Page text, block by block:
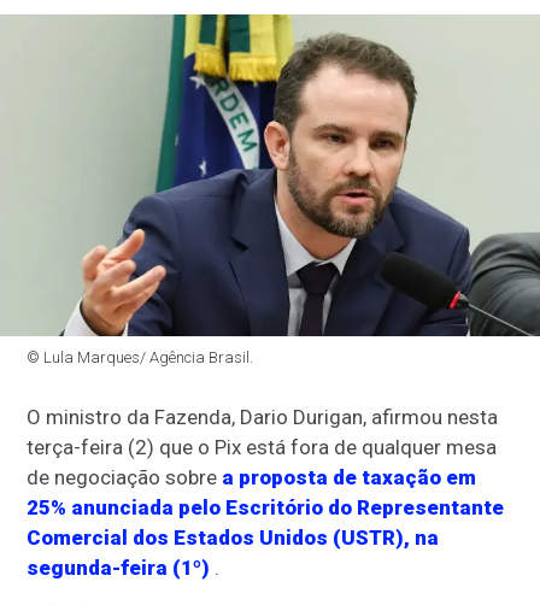
© Lula Marques/ Agência Brasil.
O ministro da Fazenda, Dario Durigan, afirmou nesta
terça-feira (2) que o Pix está fora de qualquer mesa
de negociação sobre a proposta de taxação em
25% anunciada pelo Escritório do Representante
Comercial dos Estados Unidos (USTR), na
segunda-feira (1º) .